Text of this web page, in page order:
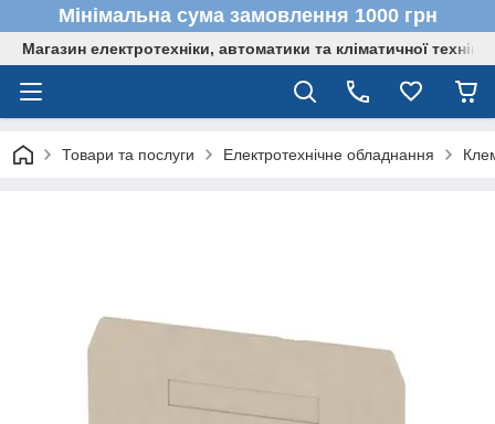
Мінімальна сума замовлення 1000 грн
Магазин електротехніки, автоматики та кліматичної техніки
Товари та послуги Електротехнічне обладнання